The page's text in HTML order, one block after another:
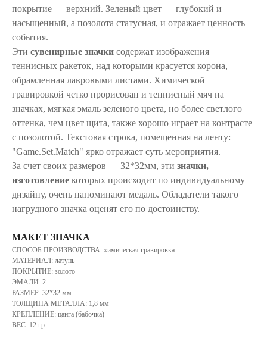
покрытие ― верхний. Зеленый цвет ― глубокий и
насыщенный, а позолота статусная, и отражает ценность
события.
Эти сувенирные значки содержат изображения
теннисных ракеток, над которыми красуется корона,
обрамленная лавровыми листами. Химической
гравировкой четко прорисован и теннисный мяч на
значках, мягкая эмаль зеленого цвета, но более светлого
оттенка, чем цвет щита, также хорошо играет на контрасте
с позолотой. Текстовая строка, помещенная на ленту:
"Game.Set.Match" ярко отражает суть мероприятия.
За счет своих размеров ― 32*32мм, эти значки,
изготовление которых происходит по индивидуальному
дизайну, очень напоминают медаль. Обладатели такого
нагрудного значка оценят его по достоинству.
МАКЕТ ЗНАЧКА
СПОСОБ ПРОИЗВОДСТВА: химическая гравировка
МАТЕРИАЛ: латунь
ПОКРЫТИЕ: золото
ЭМАЛИ: 2
РАЗМЕР: 32*32 мм
ТОЛЩИНА МЕТАЛЛА: 1,8 мм
КРЕПЛЕНИЕ: цанга (бабочка)
ВЕС: 12 гр